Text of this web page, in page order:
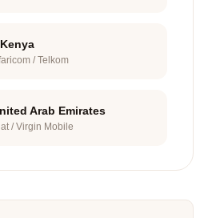
/ Telkom
Arab Emirates
/ Virgin Mobile